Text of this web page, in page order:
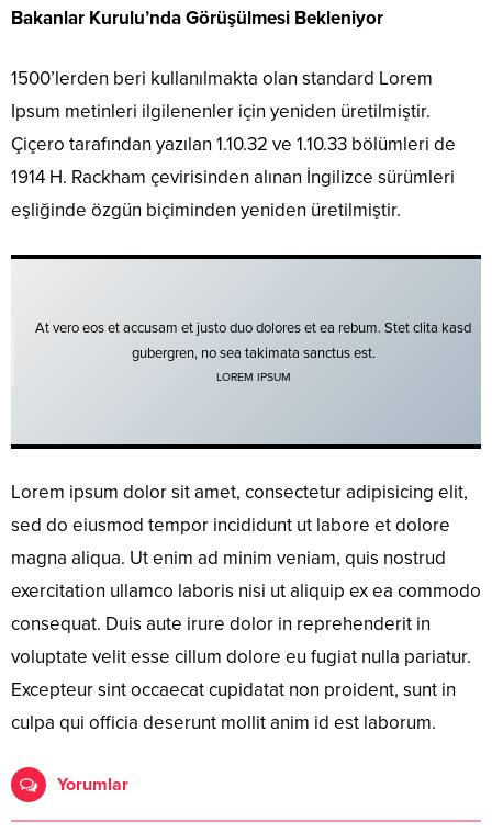
Bakanlar Kurulu’nda Görüşülmesi Bekleniyor
1500’lerden beri kullanılmakta olan standard Lorem
Ipsum metinleri ilgilenenler için yeniden üretilmiştir.
Çiçero tarafından yazılan 1.10.32 ve 1.10.33 bölümleri de
1914 H. Rackham çevirisinden alınan İngilizce sürümleri
eşliğinde özgün biçiminden yeniden üretilmiştir.
At vero eos et accusam et justo duo dolores et ea rebum. Stet clita kasd
gubergren, no sea takimata sanctus est.
LOREM IPSUM
Lorem ipsum dolor sit amet, consectetur adipisicing elit,
sed do eiusmod tempor incididunt ut labore et dolore
magna aliqua. Ut enim ad minim veniam, quis nostrud
exercitation ullamco laboris nisi ut aliquip ex ea commodo
consequat. Duis aute irure dolor in reprehenderit in
voluptate velit esse cillum dolore eu fugiat nulla pariatur.
Excepteur sint occaecat cupidatat non proident, sunt in
culpa qui officia deserunt mollit anim id est laborum.
Yorumlar